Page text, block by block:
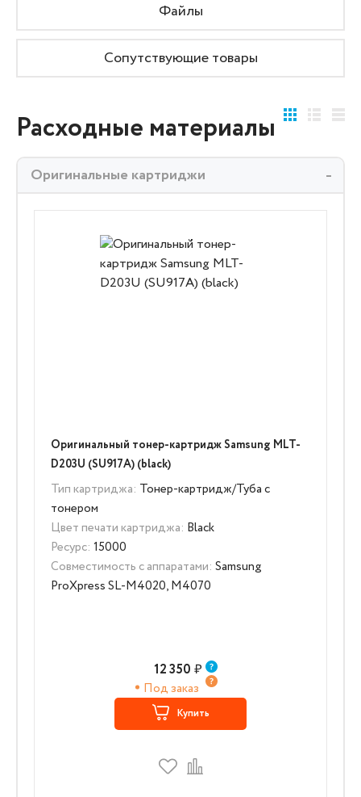
Файлы
Сопутствующие товары
Расходные материалы
Оригинальные картриджи
Оригинальный тонер-картридж Samsung MLT-
D203U (SU917A) (black)
Тип картриджа: Тонер-картридж/Туба с
тонером
Цвет печати картриджа: Black
Ресурс: 15000
Совместимость с аппаратами: Samsung
ProXpress SL-M4020, M4070
12 350 ₽
Под заказ
Купить